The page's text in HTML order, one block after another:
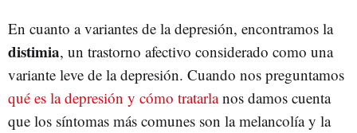
En cuanto a variantes de la depresión, encontramos la
distimia, un trastorno afectivo considerado como una
variante leve de la depresión. Cuando nos preguntamos
qué es la depresión y cómo tratarlanos damos cuenta
que los síntomas más comunes son la melancolía y la